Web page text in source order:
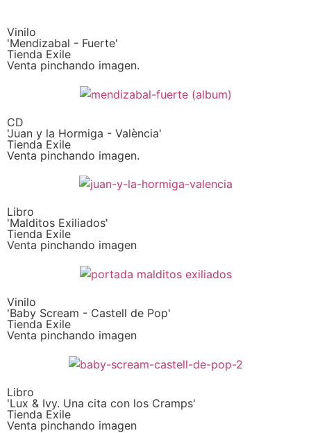
Vinilo
'Mendizabal - Fuerte'
Tienda Exile
Venta pinchando imagen.
CD
'Juan y la Hormiga - València'
Tienda Exile
Venta pinchando imagen.
Libro
'Malditos Exiliados'
Tienda Exile
Venta pinchando imagen
Vinilo
'Baby Scream - Castell de Pop'
Tienda Exile
Venta pinchando imagen
Libro
'Lux & Ivy. Una cita con los Cramps'
Tienda Exile
Venta pinchando imagen